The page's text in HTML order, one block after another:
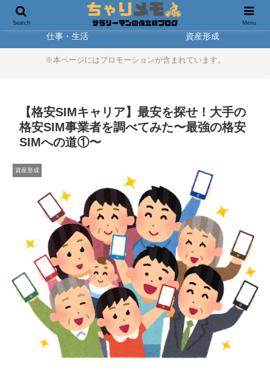
製品レビュー
仕事・生活 資産形成
※本ページにはプロモーションが含まれています。
【格安SIMキャリア】最安を探せ！大手の
格安SIM事業者を調べてみた〜最強の格安
SIMへの道①〜
資産形成
Search Menu